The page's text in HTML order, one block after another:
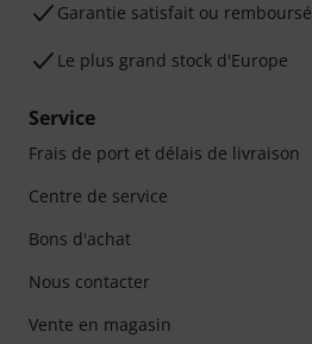
Garantie satisfait ou remboursé
Le plus grand stock d'Europe
Service
Frais de port et délais de livraison
Centre de service
Bons d'achat
Nous contacter
Vente en magasin